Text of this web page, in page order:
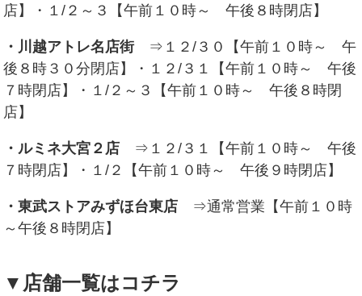
店】・１/２～３【午前１０時～ 午後８時閉店】
・川越アトレ名店街⇒１２/３０【午前１０時～ 午
後８時３０分閉店】・１２/３１【午前１０時～ 午後
７時閉店】・１/２～３【午前１０時～ 午後８時閉
店】
・ルミネ大宮２店 ⇒１２/３１【午前１０時～ 午後
７時閉店】・１/２【午前１０時～ 午後９時閉店】
・東武ストアみずほ台東店 ⇒通常営業【午前１０時
～午後８時閉店】
▼店舗一覧はコチラ